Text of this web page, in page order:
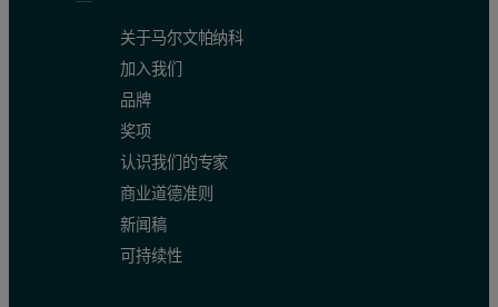
关于马尔文帕纳科
加入我们
品牌
奖项
认识我们的专家
商业道德准则
新闻稿
可持续性